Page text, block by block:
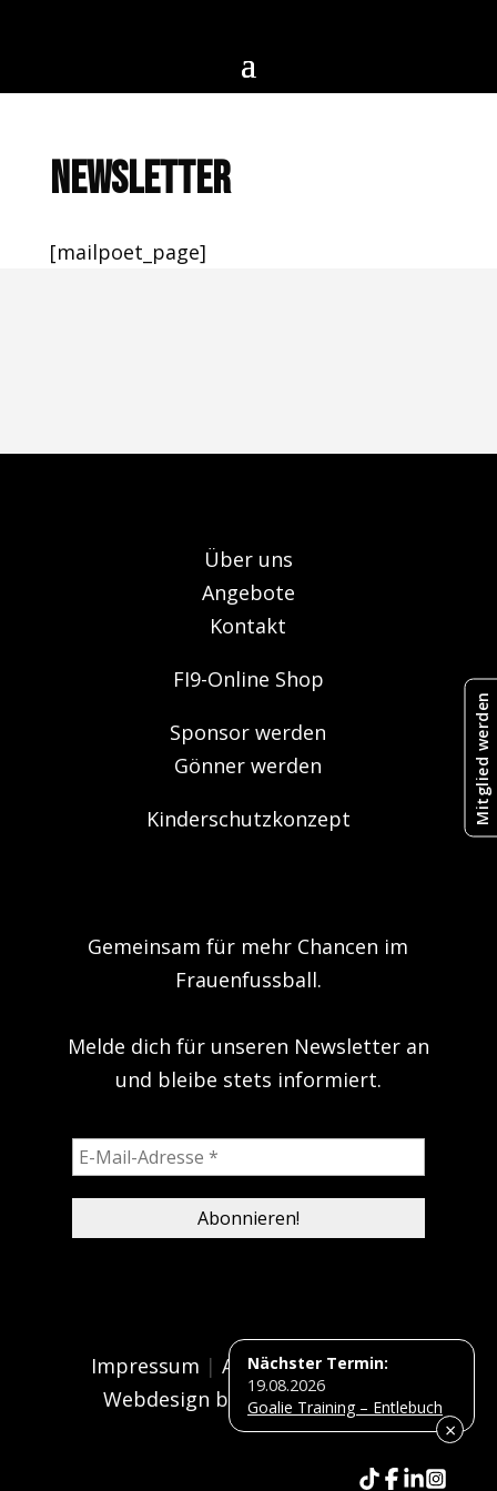
Newsletter
[mailpoet_page]
Über uns
Angebote
Kontakt
FI9-Online Shop
Sponsor werden
Gönner werden
Kinderschutzkonzept
Gemeinsam für mehr Chancen im
Frauenfussball.
Melde dich für unseren Newsletter an
und bleibe stets informiert.
Impressum |AGB|Datenschutz
Webdesign by agenturWEHRLI
Nächster Termin:
19.08.2026
Goalie Training – Entlebuch
×
Mitglied werden